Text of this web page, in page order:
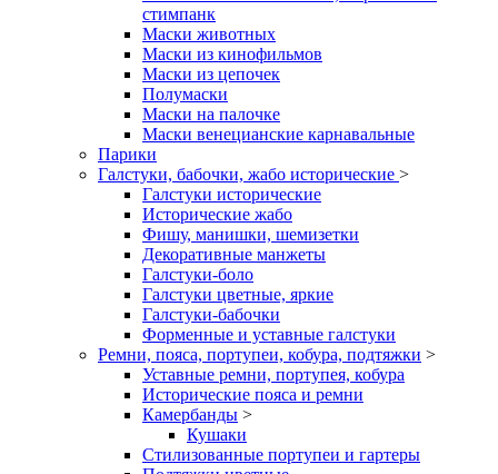
стимпанк
Маски животных
Маски из кинофильмов
Маски из цепочек
Полумаски
Маски на палочке
Маски венецианские карнавальные
Парики
Галстуки, бабочки, жабо исторические >
Галстуки исторические
Исторические жабо
Фишу, манишки, шемизетки
Декоративные манжеты
Галстуки-боло
Галстуки цветные, яркие
Галстуки-бабочки
Форменные и уставные галстуки
Ремни, пояса, портупеи, кобура, подтяжки >
Уставные ремни, портупея, кобура
Исторические пояса и ремни
Камербанды >
Кушаки
Стилизованные портупеи и гартеры